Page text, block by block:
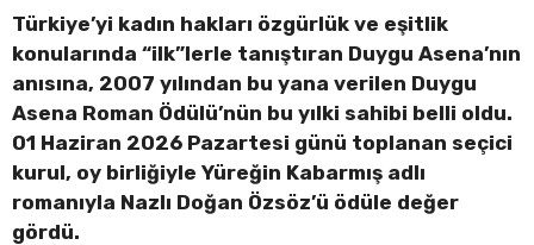
Türkiye’yi kadın hakları özgürlük ve eşitlik
konularında “ilk”lerle tanıştıran Duygu Asena’nın
anısına, 2007 yılından bu yana verilen Duygu
Asena Roman Ödülü’nün bu yılki sahibi belli oldu.
01 Haziran 2026 Pazartesi günü toplanan seçici
kurul, oy birliğiyle Yüreğin Kabarmış adlı
romanıyla Nazlı Doğan Özsöz’ü ödüle değer
gördü.